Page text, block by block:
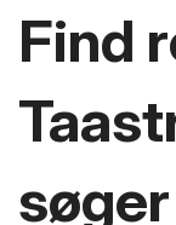
Find